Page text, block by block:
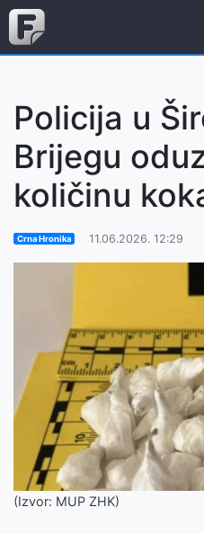
Policija u
Brijegu
količinu
Crna Hronika 11.06.2026. 12:29
(Izvor: MUP ZHK)